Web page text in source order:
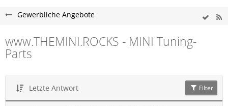
Gewerbliche Angebote
www.THEMINI.ROCKS - MINI Tuning-
Parts
Letzte Antwort Filter